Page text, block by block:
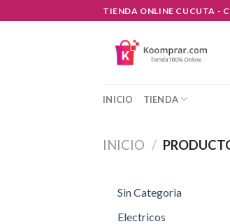
to
TIENDA ONLINE CUCUTA -
INICIO TIENDA
INICIO /
Sin Categoria
Electricos